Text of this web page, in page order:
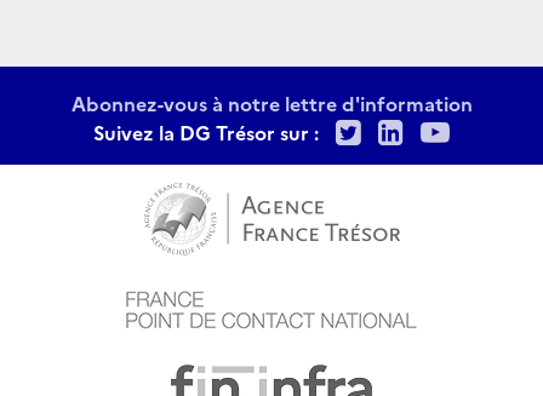
Abonnez-vous à notre lettre d'information
Suivez la DG Trésor sur :
TwitterLinkedIn